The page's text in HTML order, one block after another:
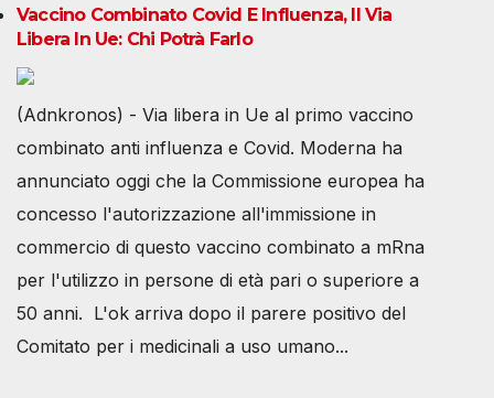
Vaccino Combinato Covid E Influenza, Il Via
Libera In Ue: Chi Potrà Farlo
(Adnkronos) - Via libera in Ue al primo vaccino
combinato anti influenza e Covid. Moderna ha
annunciato oggi che la Commissione europea ha
concesso l'autorizzazione all'immissione in
commercio di questo vaccino combinato a mRna
per l'utilizzo in persone di età pari o superiore a
50 anni. L'ok arriva dopo il parere positivo del
Comitato per i medicinali a uso umano...